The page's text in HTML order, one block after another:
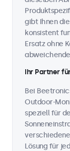
gibt Ihnen
konsistent
Ersatz ohne
Ihr Partner
Bei
Outdoor-
speziell für
Lösung für